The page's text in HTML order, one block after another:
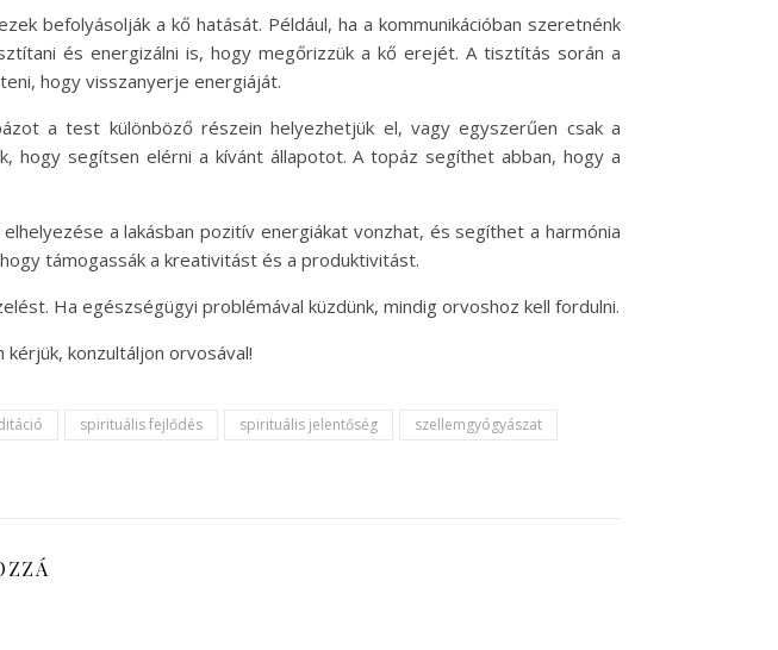
befolyásolják a kő hatását. Például, ha a kommunikációban szeretnénk
és energizálni is, hogy megőrizzük a kő erejét. A tisztítás során a
hogy visszanyerje energiáját.
a test különböző részein helyezhetjük el, vagy egyszerűen csak a
hogy segítsen elérni a kívánt állapotot. A topáz segíthet abban, hogy a
a lakásban pozitív energiákat vonzhat, és segíthet a harmónia
támogassák a kreativitást és a produktivitást.
Ha egészségügyi problémával küzdünk, mindig orvoshoz kell fordulni.
konzultáljon orvosával!
spirituális fejlődés spirituális jelentőség
szellemgyógyászat